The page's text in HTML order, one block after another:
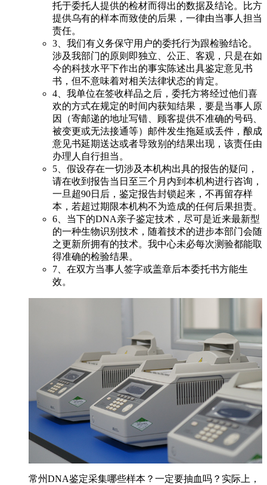
托于委托人提供的检材而得出的数据及结论。比方
提供乌有的样本而致使的后果，一律由当事人担当
责任。
3、我们有义务保守用户的委托行为跟检验结论。
涉及我部门的原则即独立、公正、客观，只是在如
今的科技水平下作出的事实陈述出具鉴定意见书
书，但不意味着对相关法律状态的肯定。
4、我单位在签收样品之后，委托方将经过他们喜
欢的方式在规定的时间内获知结果，要是当事人原
因（寄邮递的地址写错、顾客提供不准确的号码、
被变更或无法接通等）邮件发生拖延或丢件，酿成
意见书延期送达或者导致别的结果出现，该责任由
办理人自行担当。
5、假设存在一切涉及本机构出具的报告的疑问，
请在收到报告当日至三个月内到本机构进行咨询，
一旦超90日后，鉴定报告封锁起来，不再留存样
本，若超过期限本机构不为造成的任何后果担责。
6、当下的DNA亲子鉴定技术，尽可是近来最新型
的一种生物识别技术，随着技术的进步本部门会随
之更新所拥有的技术。我中心未必每次测验都能取
得准确的检验结果。
7、在双方当事人签字或盖章后本委托书方能生
效。
常州DNA鉴定采集哪些样本？一定要抽血吗？实际上，